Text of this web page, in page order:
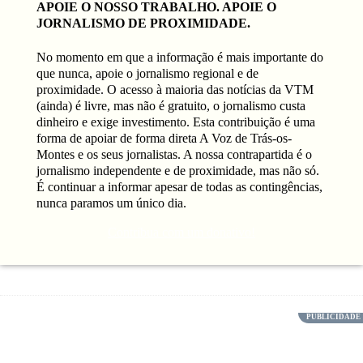
APOIE O NOSSO TRABALHO. APOIE O
JORNALISMO DE PROXIMIDADE.
No momento em que a informação é mais importante do
que nunca, apoie o jornalismo regional e de
proximidade. O acesso à maioria das notícias da VTM
(ainda) é livre, mas não é gratuito, o jornalismo custa
dinheiro e exige investimento. Esta contribuição é uma
forma de apoiar de forma direta A Voz de Trás-os-
Montes e os seus jornalistas. A nossa contrapartida é o
jornalismo independente e de proximidade, mas não só.
É continuar a informar apesar de todas as contingências,
nunca paramos um único dia.